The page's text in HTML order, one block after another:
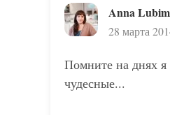
Anna
28 марта
Помните на днях
чудесные...